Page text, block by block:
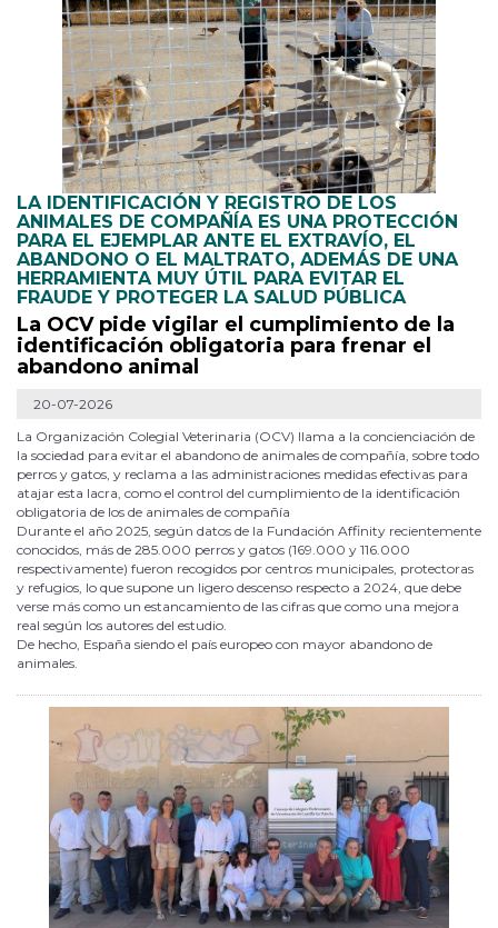
LA IDENTIFICACIÓN Y REGISTRO DE LOS
ANIMALES DE COMPAÑÍA ES UNA PROTECCIÓN
PARA EL EJEMPLAR ANTE EL EXTRAVÍO, EL
ABANDONO O EL MALTRATO, ADEMÁS DE UNA
HERRAMIENTA MUY ÚTIL PARA EVITAR EL
FRAUDE Y PROTEGER LA SALUD PÚBLICA
La OCV pide vigilar el cumplimiento de la
identificación obligatoria para frenar el
abandono animal
20-07-2026
La Organización Colegial Veterinaria (OCV) llama a la concienciación de
la sociedad para evitar el abandono de animales de compañía, sobre todo
perros y gatos, y reclama a las administraciones medidas efectivas para
atajar esta lacra, como el control del cumplimiento de la identificación
obligatoria de los de animales de compañía
Durante el año 2025, según datos de la Fundación Affinity recientemente
conocidos, más de 285.000 perros y gatos (169.000 y 116.000
respectivamente) fueron recogidos por centros municipales, protectoras
y refugios, lo que supone un ligero descenso respecto a 2024, que debe
verse más como un estancamiento de las cifras que como una mejora
real según los autores del estudio.
De hecho, España siendo el país europeo con mayor abandono de
animales.